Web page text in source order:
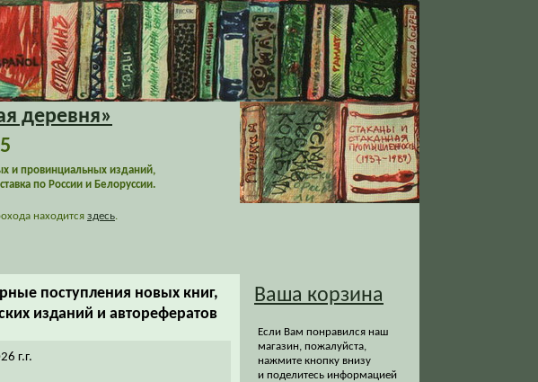
деревня»
и провинциальных изданий,
по России и Белоруссии.
находится здесь.
поступления новых книг,
изданий и авторефератов
г.г.
Ваша корзина
Если Вам понравился наш
магазин, пожалуйста,
нажмите кнопку внизу
и поделитесь информацией